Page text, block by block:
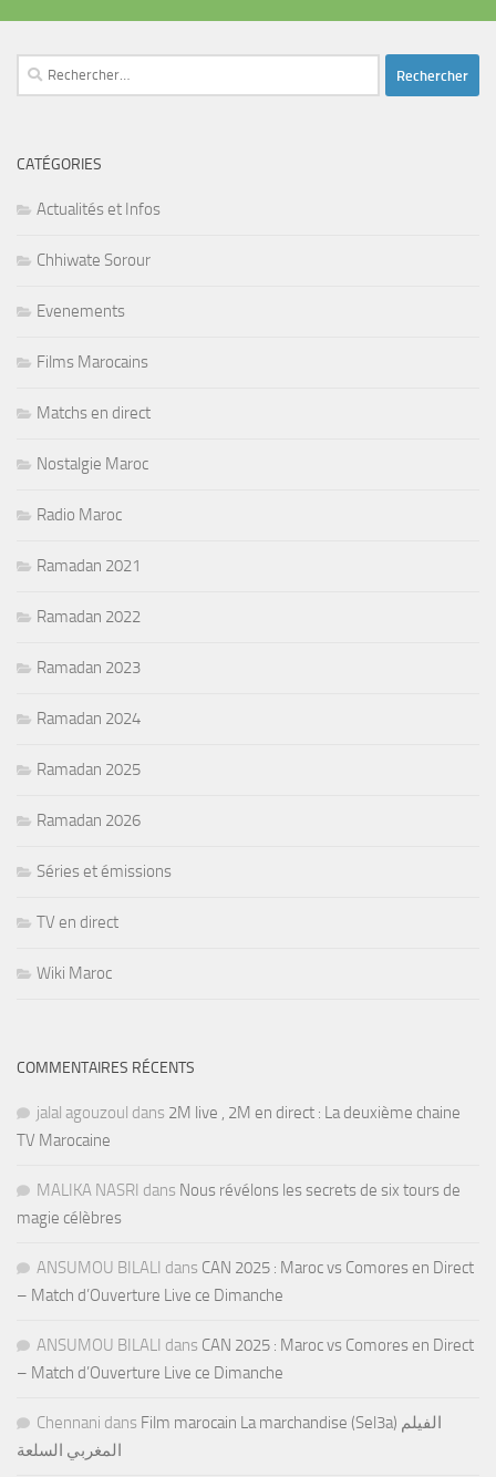
Rechercher :
CATÉGORIES
Actualités et Infos
Chhiwate Sorour
Evenements
Films Marocains
Matchs en direct
Nostalgie Maroc
Radio Maroc
Ramadan 2021
Ramadan 2022
Ramadan 2023
Ramadan 2024
Ramadan 2025
Ramadan 2026
Séries et émissions
TV en direct
Wiki Maroc
COMMENTAIRES RÉCENTS
jalal agouzoul dans 2M live , 2M en direct : La deuxième chaine
TV Marocaine
MALIKA NASRI dans Nous révélons les secrets de six tours de
magie célèbres
ANSUMOU BILALI dans CAN 2025 : Maroc vs Comores en Direct
– Match d’Ouverture Live ce Dimanche
ANSUMOU BILALI dans CAN 2025 : Maroc vs Comores en Direct
– Match d’Ouverture Live ce Dimanche
Chennani dans Film marocain La marchandise (Sel3a) الفيلم
المغربي السلعة